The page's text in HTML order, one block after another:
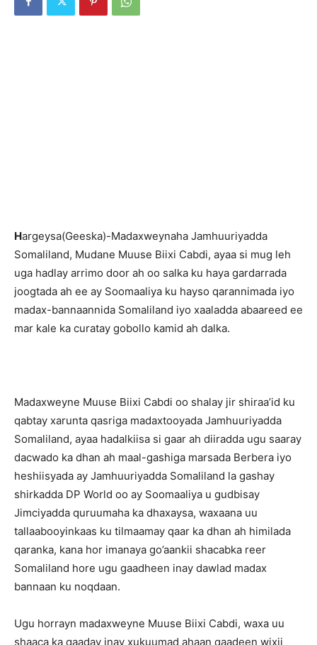
Hargeysa(Geeska)-Madaxweynaha Jamhuuriyadda
Somaliland, Mudane Muuse Biixi Cabdi, ayaa si mug leh
uga hadlay arrimo door ah oo salka ku haya gardarrada
joogtada ah ee ay Soomaaliya ku hayso qarannimada iyo
madax-bannaannida Somaliland iyo xaaladda abaareed ee
mar kale ka curatay gobollo kamid ah dalka.
Madaxweyne Muuse Biixi Cabdi oo shalay jir shiraa’id ku
qabtay xarunta qasriga madaxtooyada Jamhuuriyadda
Somaliland, ayaa hadalkiisa si gaar ah diiradda ugu saaray
dacwado ka dhan ah maal-gashiga marsada Berbera iyo
heshiisyada ay Jamhuuriyadda Somaliland la gashay
shirkadda DP World oo ay Soomaaliya u gudbisay
Jimciyadda quruumaha ka dhaxaysa, waxaana uu
tallaabooyinkaas ku tilmaamay qaar ka dhan ah himilada
qaranka, kana hor imanaya go’aankii shacabka reer
Somaliland hore ugu gaadheen inay dawlad madax
bannaan ku noqdaan.
Ugu horrayn madaxweyne Muuse Biixi Cabdi, waxa uu
shaaca ka qaaday inay xukuumad ahaan qaadeen wixii